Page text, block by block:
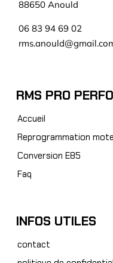
88650 Anould
06 83 94 69 02
RMS PRO
Accueil
Reprogrammation
Conversion E85
Faq
INFOS UTILES
contact